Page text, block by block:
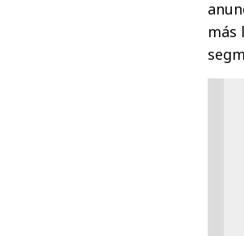
más